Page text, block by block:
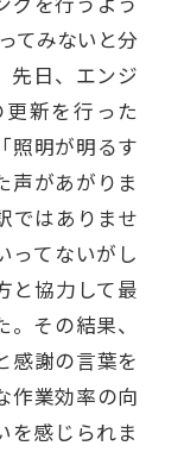
てみないと分
先日、エンジ
新を行った
照明が明るす
声があがりま
ではありませ
ってないがし
と協力して最
その結果、
感謝の言葉を
作業効率の向
を感じられま